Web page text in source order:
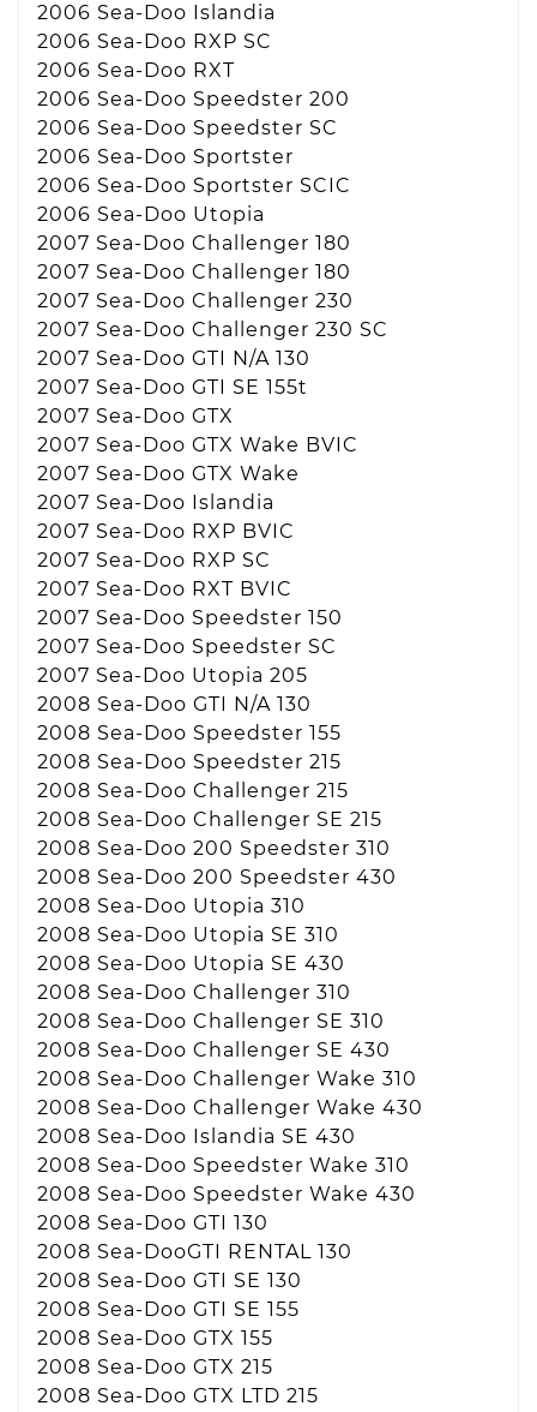
2006 Sea-Doo Islandia
2006 Sea-Doo RXP SC
2006 Sea-Doo RXT
2006 Sea-Doo Speedster 200
2006 Sea-Doo Speedster SC
2006 Sea-Doo Sportster
2006 Sea-Doo Sportster SCIC
2006 Sea-Doo Utopia
2007 Sea-Doo Challenger 180
2007 Sea-Doo Challenger 180
2007 Sea-Doo Challenger 230
2007 Sea-Doo Challenger 230 SC
2007 Sea-Doo GTI N/A 130
2007 Sea-Doo GTI SE 155t
2007 Sea-Doo GTX
2007 Sea-Doo GTX Wake BVIC
2007 Sea-Doo GTX Wake
2007 Sea-Doo Islandia
2007 Sea-Doo RXP BVIC
2007 Sea-Doo RXP SC
2007 Sea-Doo RXT BVIC
2007 Sea-Doo Speedster 150
2007 Sea-Doo Speedster SC
2007 Sea-Doo Utopia 205
2008 Sea-Doo GTI N/A 130
2008 Sea-Doo Speedster 155
2008 Sea-Doo Speedster 215
2008 Sea-Doo Challenger 215
2008 Sea-Doo Challenger SE 215
2008 Sea-Doo 200 Speedster 310
2008 Sea-Doo 200 Speedster 430
2008 Sea-Doo Utopia 310
2008 Sea-Doo Utopia SE 310
2008 Sea-Doo Utopia SE 430
2008 Sea-Doo Challenger 310
2008 Sea-Doo Challenger SE 310
2008 Sea-Doo Challenger SE 430
2008 Sea-Doo Challenger Wake 310
2008 Sea-Doo Challenger Wake 430
2008 Sea-Doo Islandia SE 430
2008 Sea-Doo Speedster Wake 310
2008 Sea-Doo Speedster Wake 430
2008 Sea-Doo GTI 130
2008 Sea-DooGTI RENTAL 130
2008 Sea-Doo GTI SE 130
2008 Sea-Doo GTI SE 155
2008 Sea-Doo GTX 155
2008 Sea-Doo GTX 215
2008 Sea-Doo GTX LTD 215